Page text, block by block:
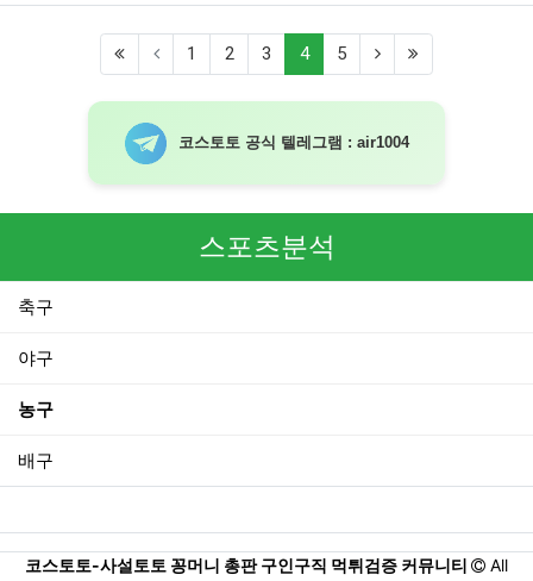
1 2 3 4(current)
5
코스토토 공식 텔레그램 : air1004
스포츠분석
축구
야구
농구
배구
코스토토-사설토토 꽁머니 총판 구인구직 먹튀검증 커뮤니티
All